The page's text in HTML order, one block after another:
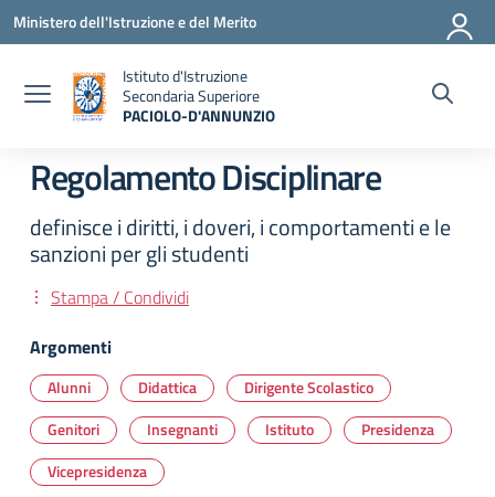
Vai ai contenuti
Vai al menu di navigazione
Vai al footer
Ministero dell'Istruzione e del Merito
Istituto d'Istruzione
Secondaria Superiore
PACIOLO-D'ANNUNZIO
Regolamento Disciplinare
definisce i diritti, i doveri, i comportamenti e le
sanzioni per gli studenti
Stampa / Condividi
Argomenti
Alunni Didattica
Dirigente Scolastico
Genitori
Insegnanti Istituto
Presidenza
Vicepresidenza